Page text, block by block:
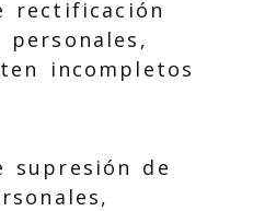
rectificación
incompletos
supresión de